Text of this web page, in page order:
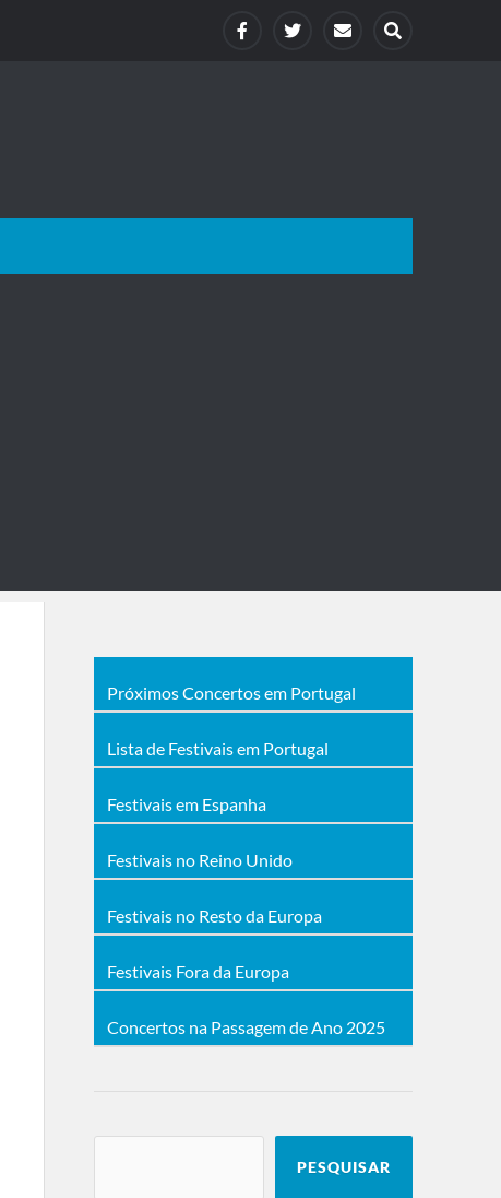
Próximos Concertos em Portugal
Lista de Festivais em Portugal
Festivais em Espanha
Festivais no Reino Unido
Festivais no Resto da Europa
Festivais Fora da Europa
Concertos na Passagem de Ano 2025
PESQUISAR